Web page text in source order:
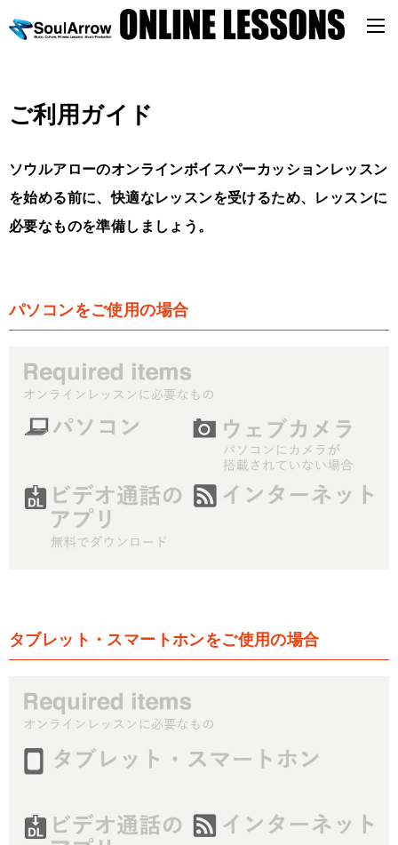
ご利用ガイド
ソウルアローのオンラインボイスパーカッションレッスン
を始める前に、快適なレッスンを受けるため、レッスンに
必要なものを準備しましょう。
パソコンをご使用の場合
タブレット・スマートホンをご使用の場合